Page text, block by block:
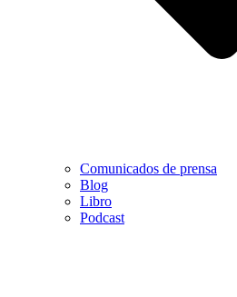
Comunicados de prensa
Blog
Libro
Podcast